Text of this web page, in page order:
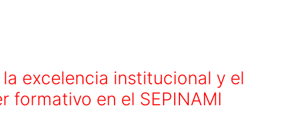
excelencia institucional y el
formativo en el SEPINAMI